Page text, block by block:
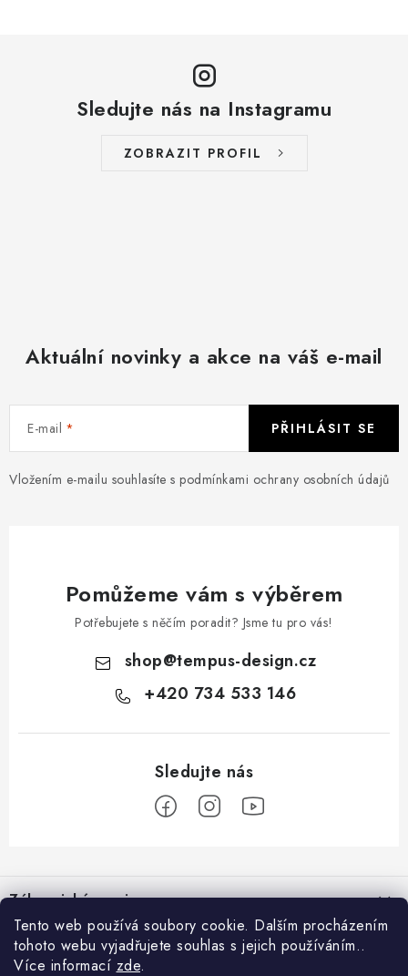
Tento web používá soubory cookie. Dalším procházením
tohoto webu vyjadřujete souhlas s jejich používáním..
Více informací zde.
Sledujte nás na Instagramu
ZOBRAZIT PROFIL
Aktuální novinky a akce na váš e-mail
E-mail
Vložením e-mailu souhlasíte s podmínkami ochrany osobních údajů
PŘIHLÁSIT SE
Pomůžeme vám s výběrem
Potřebujete s něčím poradit? Jsme tu pro vás!
shop@tempus-design.cz
+420 734 533 146
á
pZákaznický servis
Hodnocení obchodu
Užitečné odkazy